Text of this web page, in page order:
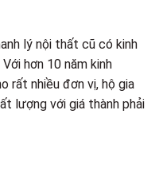
lý nội thất cũ có kinh
hơn 10 năm kinh
rất nhiều đơn vị, hộ gia
lượng với giá thành phải